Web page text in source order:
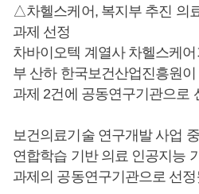
△차헬스케어, 복지부 추진 의
과제 선정
차바이오텍 계열사 차헬스케어
부 산하 한국보건산업진흥원
과제 2건에 공동연구기관으로
보건의료기술 연구개발 사업
연합학습 기반 의료 인공지능
과제의 공동연구기관으로 선